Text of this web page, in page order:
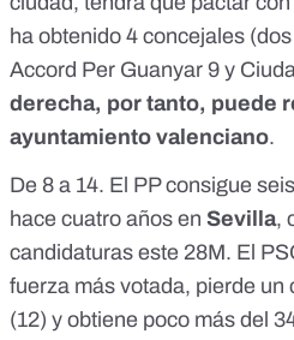
ha obtenido 4 concejales
Accord Per Guanyar 9 y
derecha, por tanto, puede
ayuntamiento valenciano.
De 8 a 14. El PP consigue
hace cuatro años en Sevilla,
candidaturas este 28M. El
fuerza más votada, pierde un
(12) y obtiene poco más del